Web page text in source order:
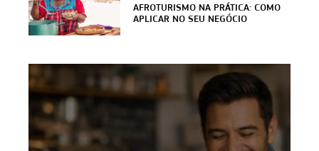
AFROTURISMO NA PRÁTICA: COMO
APLICAR NO SEU NEGÓCIO